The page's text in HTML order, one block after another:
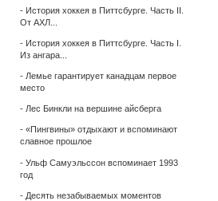
- История хоккея в Питтсбурге. Часть II.
От АХЛ...
- История хоккея в Питтсбурге. Часть I.
Из ангара...
- Лемье гарантирует канадцам первое
место
- Лес Бинкли на вершине айсберга
- «Пингвины» отдыхают и вспоминают
славное прошлое
- Ульф Самуэльссон вспоминает 1993
год
- Десять незабываемых моментов